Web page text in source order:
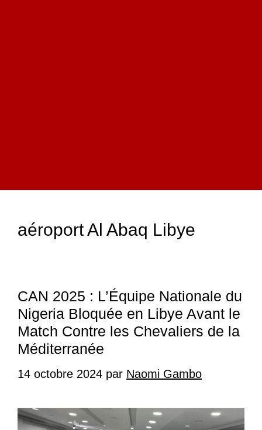
aéroport Al Abaq Libye
CAN 2025 : L’Équipe Nationale du
Nigeria Bloquée en Libye Avant le
Match Contre les Chevaliers de la
Méditerranée
14 octobre 2024 par Naomi Gambo